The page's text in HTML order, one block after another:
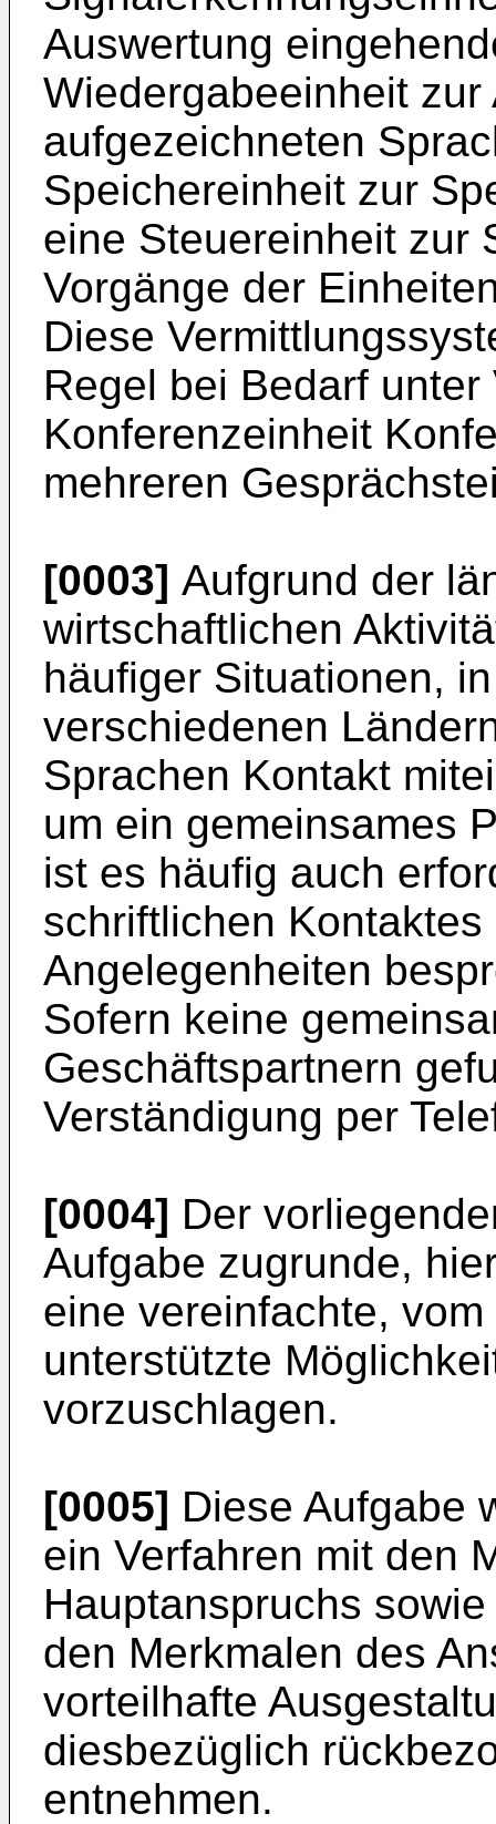
Auswertung
Wiedergabeeinheit zur
aufgezeichneten
Speichereinheit zur
eine Steuereinheit zur
Vorgänge der
Diese
Regel bei Bedarf
Konferenzeinheit
mehreren
[0003] Aufgrund der
wirtschaftlichen
häufiger Situationen,
verschiedenen
Sprachen Kontakt
um ein gemeinsames
ist es häufig auch
schriftlichen
Angelegenheiten
Sofern keine
Geschäftspartnern
Verständigung per
[0004] Der
Aufgabe zugrunde,
eine vereinfachte,
unterstützte
vorzuschlagen.
[0005] Diese Aufgabe
ein Verfahren mit den
Hauptanspruchs
den Merkmalen des
vorteilhafte
diesbezüglich
entnehmen.